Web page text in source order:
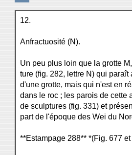
12.
Anfractuosité (N).
Un peu plus loin que la grotte
ture (fig. 282, lettre N) qui
d'une grotte, mais qui n'est en
dans le roc ; les parois de cette
de sculptures (fig. 331) et
part de l'époque des Wei du
**Estampage 288** *(Fig. 677 et